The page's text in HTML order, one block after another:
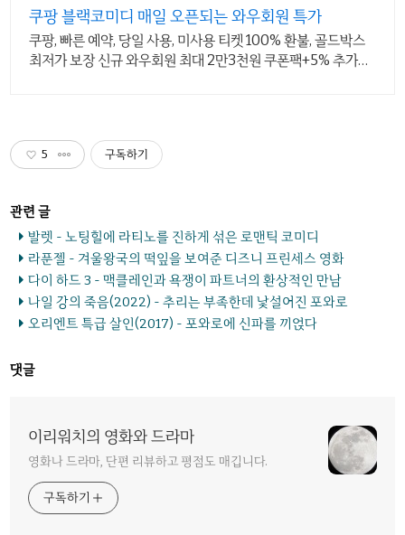
쿠팡 블랙코미디 매일 오픈되는 와우회원 특가
쿠팡, 빠른 예약, 당일 사용, 미사용 티켓 100% 환불, 골드박스
최저가 보장 신규 와우회원 최대 2만3천원 쿠폰팩+5% 추가적
5 구독하기
발렛 - 노팅힐에 라티노를 진하게 섞은 로맨틱 코미디
라푼젤 - 겨울왕국의 떡잎을 보여준 디즈니 프린세스 영화
다이 하드 3 - 맥클레인과 욕쟁이 파트너의 환상적인 만남
나일 강의 죽음(2022) - 추리는 부족한데 낯설어진 포와로
오리엔트 특급 살인(2017) - 포와로에 신파를 끼얹다
댓글
이리워치의 영화와 드라마
영화나 드라마, 단편 리뷰하고 평점도 매깁니다.
구독하기